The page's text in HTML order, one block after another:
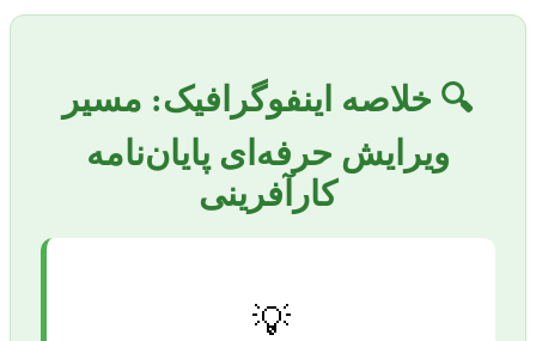
🔍 خلاصه اینفوگرافیک: مسیر
ویرایش حرفه‌ای پایان‌نامه
کارآفرینی
💡